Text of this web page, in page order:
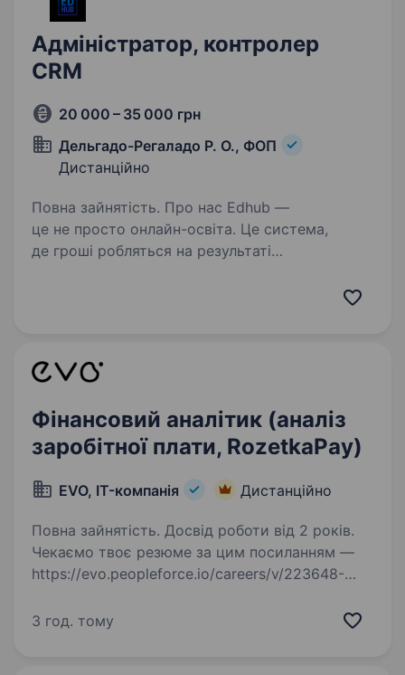
Адміністратор, контролер
CRM
20 000 – 35 000 грн
Дельгадо-Регаладо Р. О., ФОП
Дистанційно
Повна зайнятість. Про нас Edhub —
це не просто онлайн-освіта. Це система,
де гроші робляться на результаті
Фінансовий аналітик (аналіз
заробітної плати, RozetkaPay)
EVO, IT-компанія Дистанційно
Повна зайнятість. Досвід роботи від 2 років.
Чекаємо твоє резюме за цим посиланням —
https://evo.peopleforce.io/careers/v/223648-
source_id=11329 Про роль
3 год. тому